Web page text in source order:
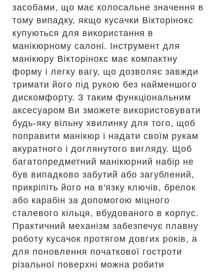
засобами, що має колосальне значення в
тому випадку, якщо кусачки Вікторінокс
купуються для використання в
манікюрному салоні. Інструмент для
манікюру Вікторінокс має компактну
форму і легку вагу, що дозволяє завжди
тримати його під рукою без найменшого
дискомфорту. З таким функціональним
аксесуаром Ви зможете використовувати
будь-яку вільну хвилинку для того, щоб
поправити манікюр і надати своїм рукам
акуратного і доглянутого вигляду. Щоб
багатопредметний манікюрний набір не
був випадково забутий або загублений,
прикріпіть його на в'язку ключів, брелок
або карабін за допомогою міцного
сталевого кільця, вбудованого в корпус.
Практичний механізм забезпечує плавну
роботу кусачок протягом довгих років, а
для поновлення початкової гостроти
різальної поверхні можна робити